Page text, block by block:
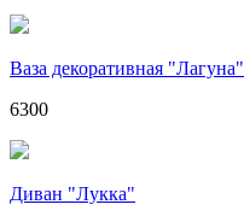
Ваза декоративная "Лагуна"
6300
Диван "Лукка"